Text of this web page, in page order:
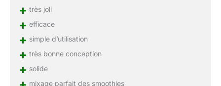
+ très joli
+ efficace
+ simple d’utilisation
+ très bonne conception
+ solide
mixage parfait des smoothies